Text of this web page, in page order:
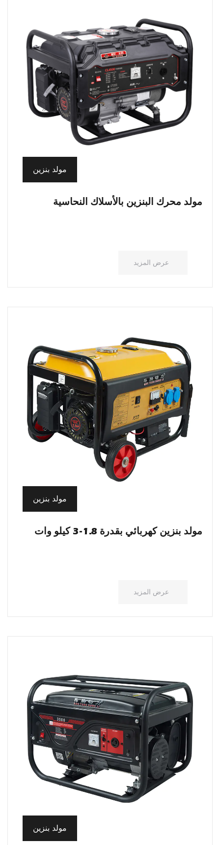
مولد بنزين
مولد محرك البنزين بالأسلاك النحاسية
عرض المزيد
مولد بنزين
مولد بنزين كهربائي بقدرة 1.8-3 كيلو وات
عرض المزيد
مولد بنزين